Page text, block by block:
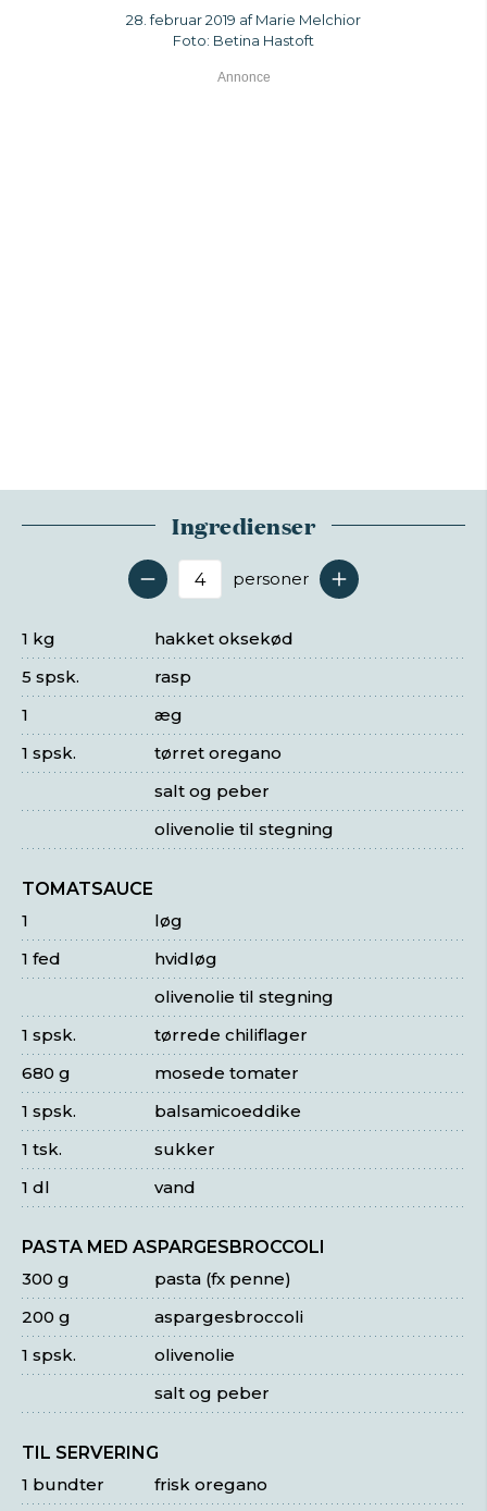
28. februar 2019 af Marie Melchior
Foto: Betina Hastoft
Ingredienser
Antal serveringer
personer
hakket oksekød
1 kg
rasp
5 spsk.
æg
1
tørret oregano
1 spsk.
salt og peber
olivenolie til stegning
TOMATSAUCE
løg
1
hvidløg
1 fed
olivenolie til stegning
tørrede chiliflager
1 spsk.
mosede tomater
680 g
balsamicoeddike
1 spsk.
sukker
1 tsk.
vand
1 dl
PASTA MED ASPARGESBROCCOLI
pasta (fx penne)
300 g
aspargesbroccoli
200 g
olivenolie
1 spsk.
salt og peber
TIL SERVERING
frisk oregano
1 bundter